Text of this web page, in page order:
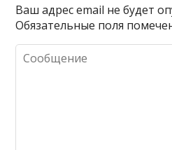
Ваш адрес email не будет
Обязательные поля